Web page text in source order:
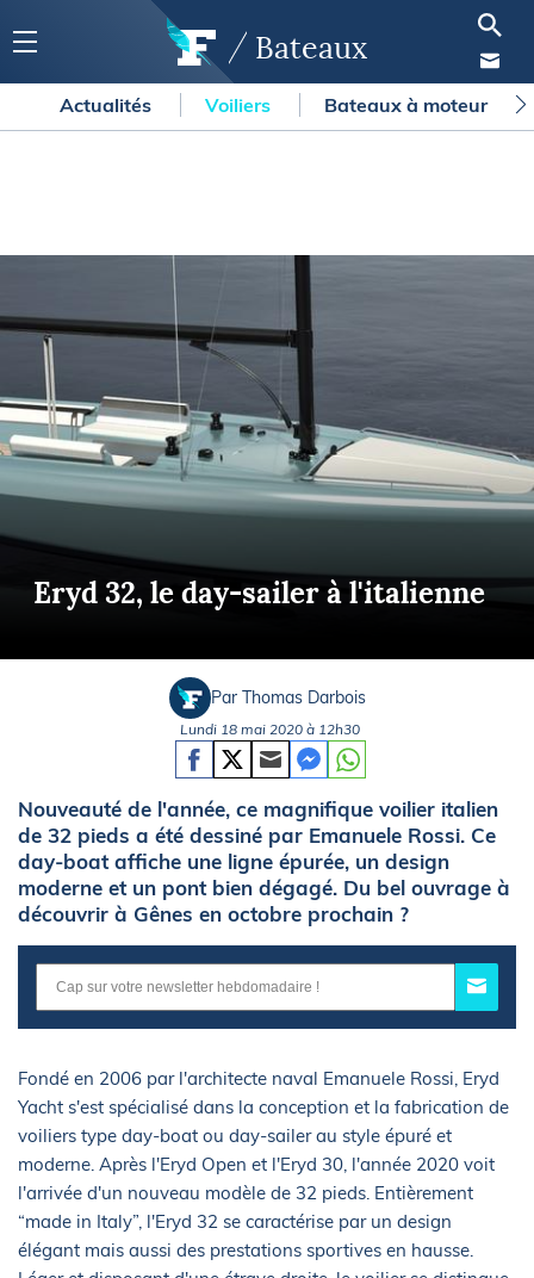
Bateaux
Actualités Voiliers Bateaux à moteur
Eryd 32, le day-sailer à l'italienne
Par Thomas Darbois
Lundi 18 mai 2020 à 12h30
Nouveauté de l'année, ce magnifique voilier italien
de 32 pieds a été dessiné par Emanuele Rossi. Ce
day-boat affiche une ligne épurée, un design
moderne et un pont bien dégagé. Du bel ouvrage à
découvrir à Gênes en octobre prochain ?
Fondé en 2006 par l'architecte naval Emanuele Rossi, Eryd
Yacht s'est spécialisé dans la conception et la fabrication de
voiliers type day-boat ou day-sailer au style épuré et
moderne. Après l'Eryd Open et l'Eryd 30, l'année 2020 voit
l'arrivée d'un nouveau modèle de 32 pieds. Entièrement
“made in Italy”, l'Eryd 32 se caractérise par un design
élégant mais aussi des prestations sportives en hausse.